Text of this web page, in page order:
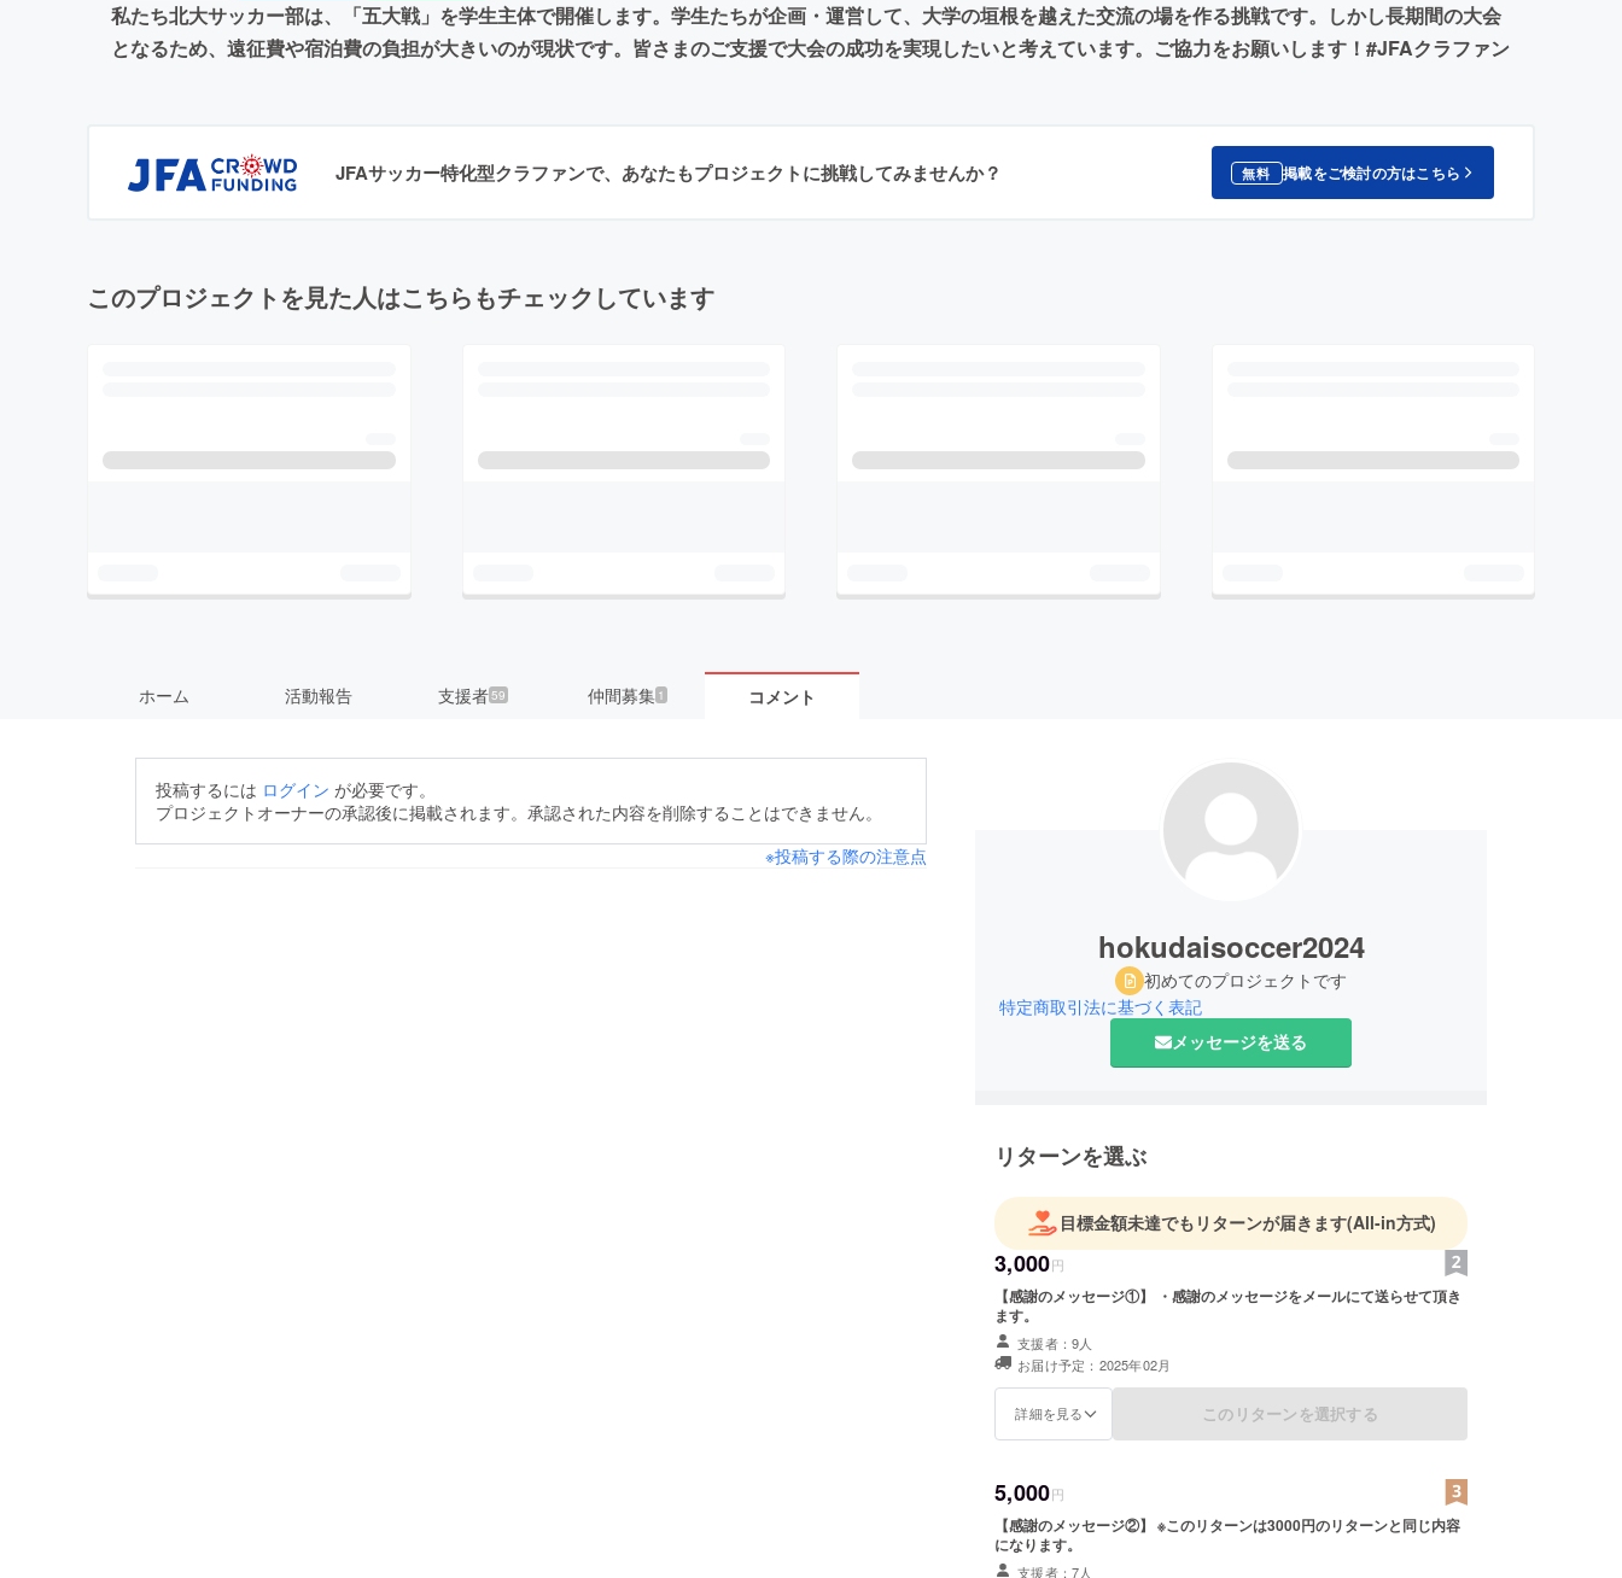
私たち北大サッカー部は、「五大戦」を学生主体で開催します。学生たちが企画・運営して、大学の垣根を越えた交流の場を作る挑戦です。しかし長期間の大会
となるため、遠征費や宿泊費の負担が大きいのが現状です。皆さまのご支援で大会の成功を実現したいと考えています。ご協力をお願いします！#JFAクラファン
JFAサッカー特化型クラファンで、あなたもプロジェクトに挑戦してみませんか？ 無料 掲載をご検討の方はこちら
このプロジェクトを見た人はこちらもチェックしています
ホーム 活動報告 支援者59 仲間募集 1 コメント
投稿するには ログイン が必要です。
プロジェクトオーナーの承認後に掲載されます。承認された内容を削除することはできません。
※投稿する際の注意点
hokudaisoccer2024
初めてのプロジェクトです
特定商取引法に基づく表記
メッセージを送る
リターンを選ぶ
目標金額未達でもリターンが届きます(All-in方式)
3,000円
【感謝のメッセージ①】 ・感謝のメッセージをメールにて送らせて頂き
ます。
支援者：9人
お届け予定：2025年02月
詳細を見る このリターンを選択する
5,000円
【感謝のメッセージ②】 ※このリターンは3000円のリターンと同じ内容
になります。
支援者：7人